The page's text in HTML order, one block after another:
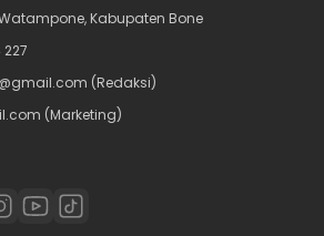
Kabupaten Bone
227
(Redaksi)
(Marketing)